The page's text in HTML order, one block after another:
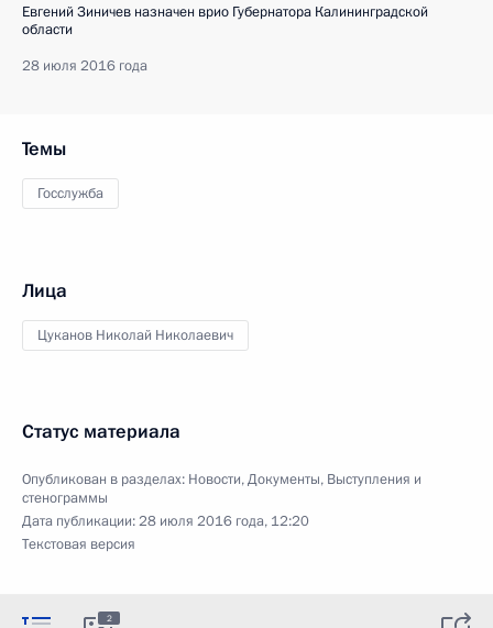
Евгений Зиничев назначен врио Губернатора Калининградской
области
28 июля 2016 года
Темы
Госслужба
Лица
Цуканов Николай Николаевич
Статус материала
Опубликован в разделах: Новости,Документы, Выступления и
стенограммы
Дата публикации:28 июля 2016 года, 12:20
Текстовая версия
2